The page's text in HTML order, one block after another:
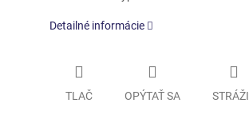
Detailné informácie
TLAČ OPÝTAŤ SA